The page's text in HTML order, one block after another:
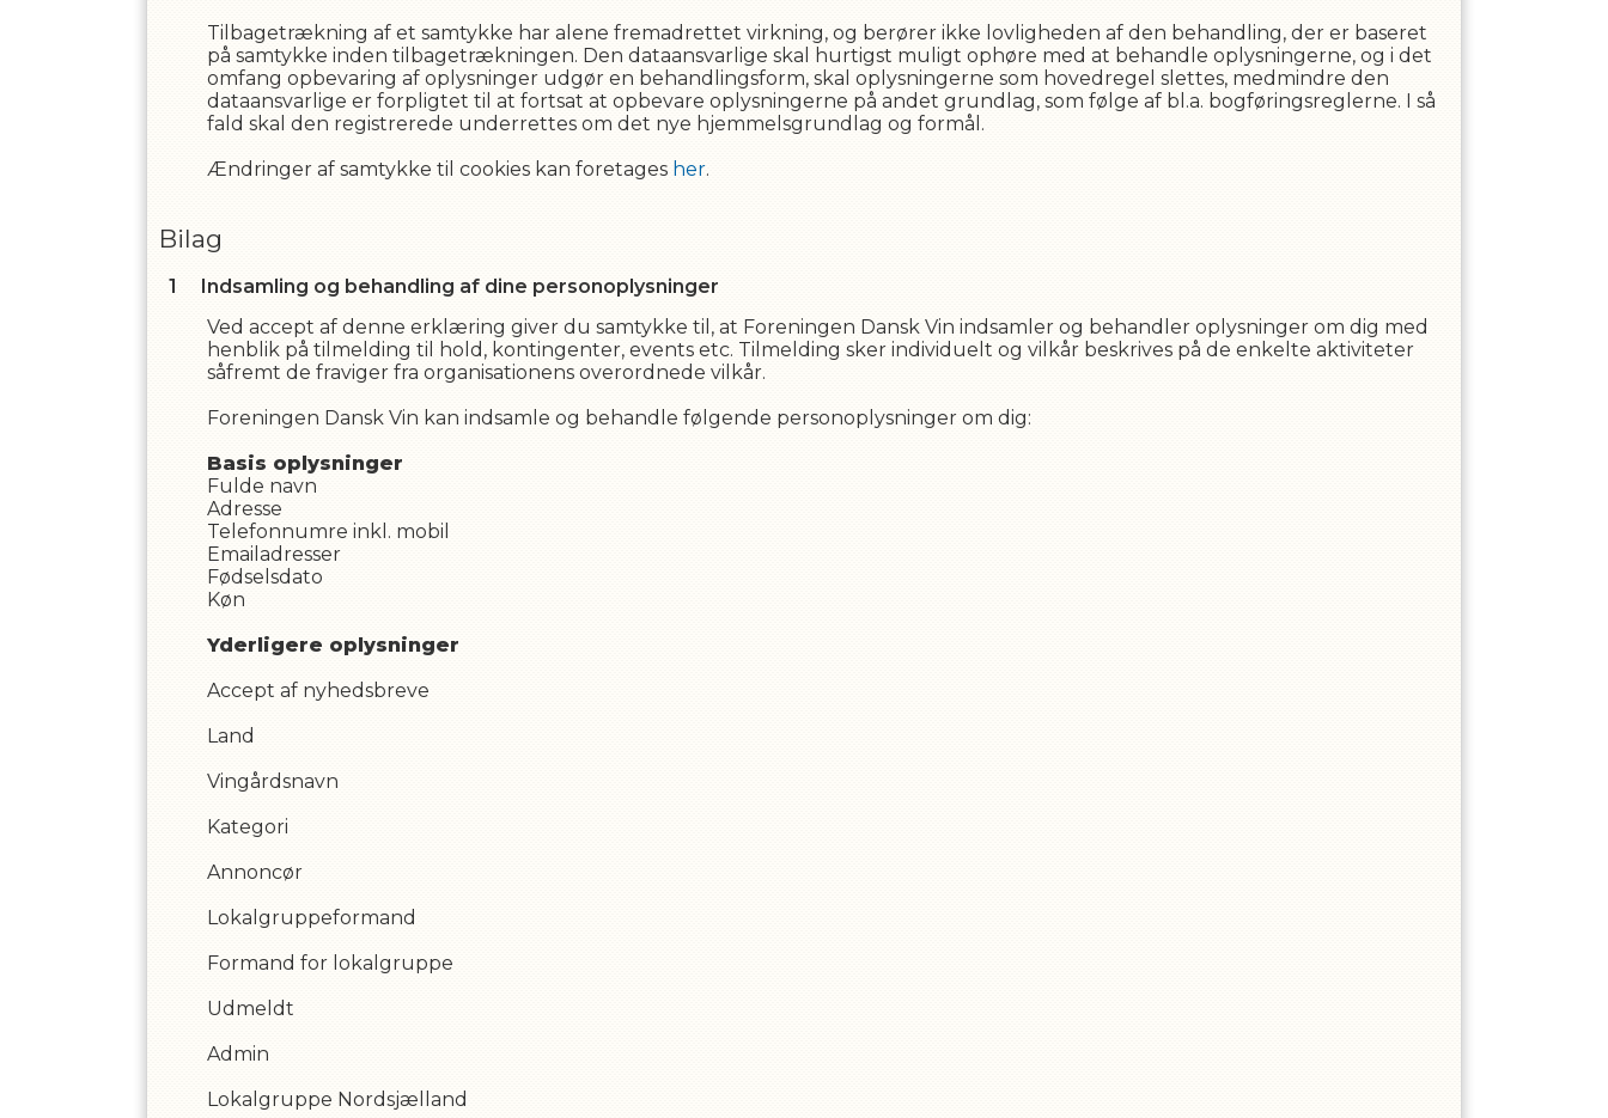
Tilbagetrækning af et samtykke har alene fremadrettet virkning, og berører ikke lovligheden af den behandling, der er baseret
på samtykke inden tilbagetrækningen. Den dataansvarlige skal hurtigst muligt ophøre med at behandle oplysningerne, og i det
omfang opbevaring af oplysninger udgør en behandlingsform, skal oplysningerne som hovedregel slettes, medmindre den
dataansvarlige er forpligtet til at fortsat at opbevare oplysningerne på andet grundlag, som følge af bl.a. bogføringsreglerne. I så
fald skal den registrerede underrettes om det nye hjemmelsgrundlag og formål.
Ændringer af samtykke til cookies kan foretages her.
Bilag
Indsamling og behandling af dine personoplysninger
Ved accept af denne erklæring giver du samtykke til, at Foreningen Dansk Vin indsamler og behandler oplysninger om dig med
henblik på tilmelding til hold, kontingenter, events etc. Tilmelding sker individuelt og vilkår beskrives på de enkelte aktiviteter
såfremt de fraviger fra organisationens overordnede vilkår.
Foreningen Dansk Vin kan indsamle og behandle følgende personoplysninger om dig:
Basis oplysninger
Fulde navn
Adresse
Telefonnumre inkl. mobil
Emailadresser
Fødselsdato
Køn
Yderligere oplysninger
Accept af nyhedsbreve
Land
Vingårdsnavn
Kategori
Annoncør
Lokalgruppeformand
Formand for lokalgruppe
Udmeldt
Admin
Lokalgruppe Nordsjælland